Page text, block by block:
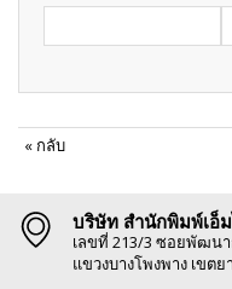
« กลับ
บริษัท สำนักพิมพ์เอ็
เลขที่ 213/3 ซอยพัฒนา
แขวงบางโพงพาง เขต